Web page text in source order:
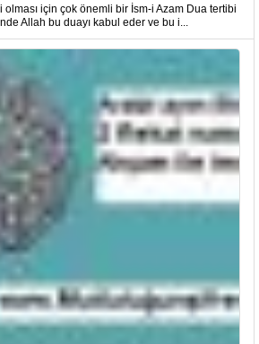
olması için çok önemli bir İsm-i Azam Dua tertibi
Allah bu duayı kabul eder ve bu i...